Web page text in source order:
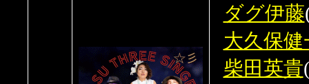
ダグ伊藤
大久保健
柴田英貴